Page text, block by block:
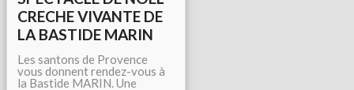
CRECHE VIVANTE DE
LA BASTIDE MARIN
Les santons de Provence
vous donnent rendez-vous à
la Bastide MARIN. Une